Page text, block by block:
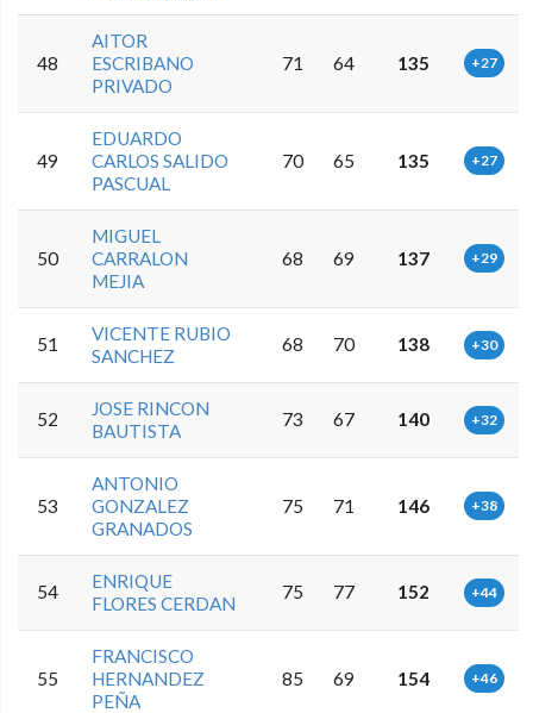
48
AITOR
ESCRIBANO
PRIVADO
71 64 135 +27
49
EDUARDO
CARLOS SALIDO
PASCUAL
70 65 135 +27
50
MIGUEL
CARRALON
MEJIA
68 69 137 +29
51
VICENTE RUBIO
SANCHEZ
68 70 138 +30
52
JOSE RINCON
BAUTISTA
73 67 140 +32
53
ANTONIO
GONZALEZ
GRANADOS
75 71 146 +38
54
ENRIQUE
FLORES CERDAN
75 77 152 +44
55
FRANCISCO
HERNANDEZ
PEÑA
85 69 154 +46